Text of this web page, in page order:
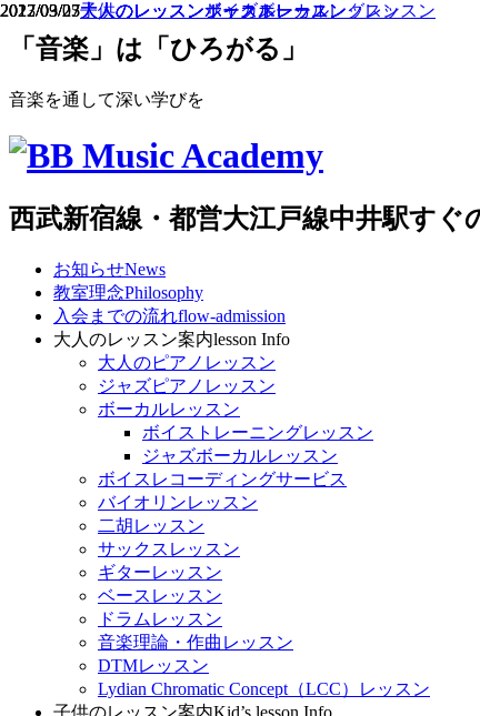
「音楽」は「ひろがる」
音楽を通して深い学びを
西武新宿線・都営大江戸線中井駅す
お知らせNews
教室理念Philosophy
入会までの流れflow-admission
大人のレッスン案内lesson Info
大人のピアノレッスン
ジャズピアノレッスン
ボーカルレッスン
ボイストレーニングレッスン
ジャズボーカルレッスン
ボイスレコーディングサービス
バイオリンレッスン
二胡レッスン
サックスレッスン
ギターレッスン
ベースレッスン
ドラムレッスン
音楽理論・作曲レッスン
DTMレッスン
Lydian Chromatic Concept（LCC）レッスン
子供のレッスン案内Kid’s lesson Info
2023/09/25大人のレッスンジャズボーカルレッスン
2022/03/03大人のレッスンボイストレーニングレッスン
2017/03/27子供のレッスンサックスレッスン
2017/03/27大人のレッスンボーカルレッスン